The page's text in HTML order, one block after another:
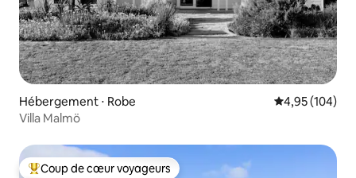
Hébergement ⋅ Robe Évaluation
4,95 (104)
Villa Malmö
Coups de cœur voyageurs les plus appréciés
Coup de cœur voyageurs